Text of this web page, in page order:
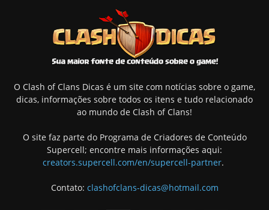
O Clash of Clans Dicas é um site com notícias sobre o game,
dicas, informações sobre todos os itens e tudo relacionado
ao mundo de Clash of Clans!
O site faz parte do Programa de Criadores de Conteúdo
Supercell; encontre mais informações aqui:
creators.supercell.com/en/supercell-partner.
Contato: clashofclans-dicas@hotmail.com